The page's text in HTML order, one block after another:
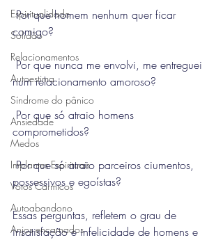
Espiritualidade
Solidão
Relacionamentos
Autoestima
Síndrome do pânico
Ansiedade
Medos
Implantes Espirituais
Votos Cármicos
Autoabandono
Anjos encarnados
Por que homem nenhum quer ficar
comigo?
Por que nunca me envolvi, me entreguei
num relacionamento amoroso?
Por que só atraio homens
comprometidos?
Por que só atraio parceiros ciumentos,
possessivos e egoístas?
Essas perguntas, refletem o grau de
insatisfação e infelicidade de homens e